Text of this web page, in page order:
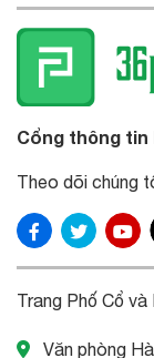
Cổng thông tin
Theo dõi chúng
Trang Phố Cổ
Văn phòng